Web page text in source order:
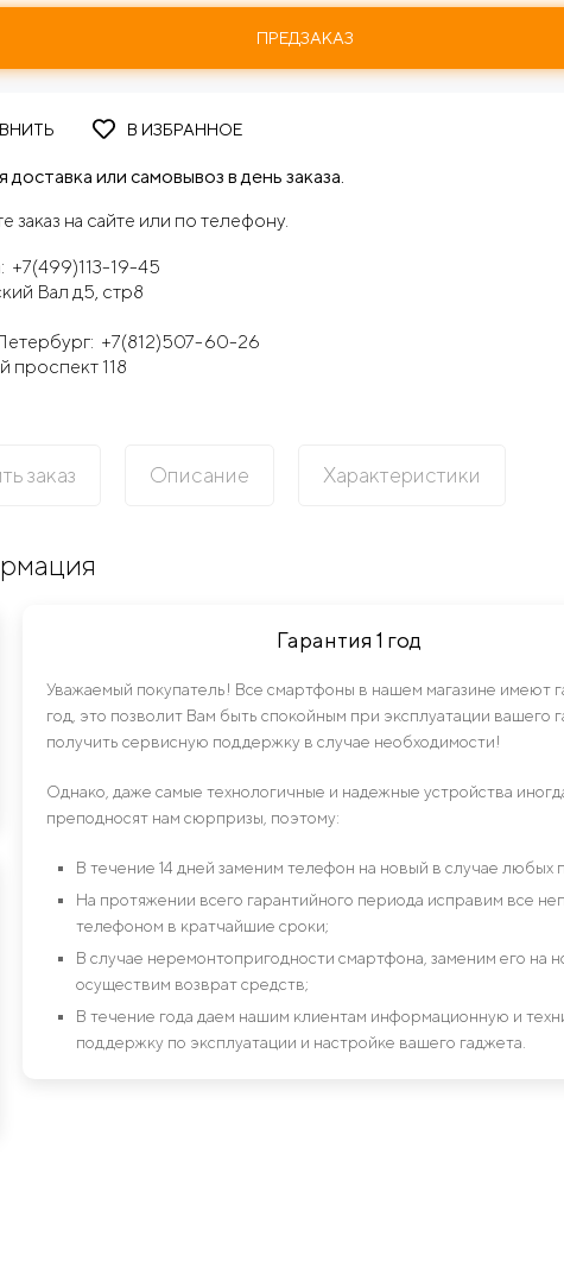
ПРЕДЗАКАЗ
доставка или самовывоз в день заказа.
заказ на сайте или по телефону.
+7(499)113-19-45
Вал д5, стр8
+7(812)507-60-26
проспект 118
заказ Описание Характеристики
Гарантия 1 год
Уважаемый покупатель! Все смартфоны в нашем магазине имеют
год, это позволит Вам быть спокойным при эксплуатации вашего
получить сервисную поддержку в случае необходимости!
Однако, даже самые технологичные и надежные устройства
преподносят нам сюрпризы, поэтому:
В течение 14 дней заменим телефон на новый в случае любых
На протяжении всего гарантийного периода исправим все
телефоном в кратчайшие сроки;
В случае неремонтопригодности смартфона, заменим его на
осуществим возврат средств;
В течение года даем нашим клиентам информационную и
поддержку по эксплуатации и настройке вашего гаджета.